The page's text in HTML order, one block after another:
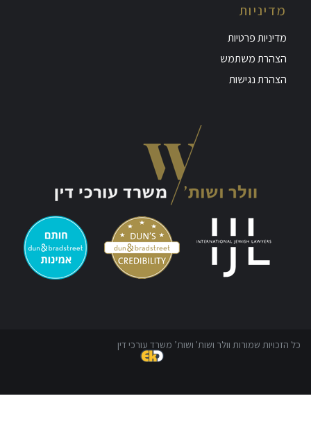
מדיניות
מדיניות פרטיות
הצהרת משתמש
הצהרת נגישות
כל הזכויות שמורות וולר ושות' ושות’ משרד עורכי דין